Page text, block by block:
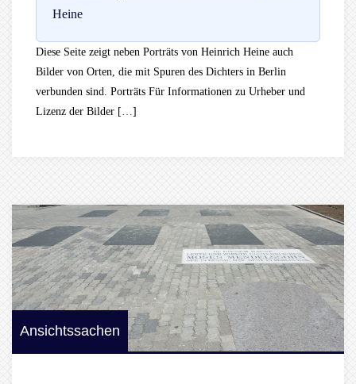
Heine
Diese Seite zeigt neben Porträts von Heinrich Heine auch
Bilder von Orten, die mit Spuren des Dichters in Berlin
verbunden sind. Porträts Für Informationen zu Urheber und
Lizenz der Bilder […]
Ansichtssachen